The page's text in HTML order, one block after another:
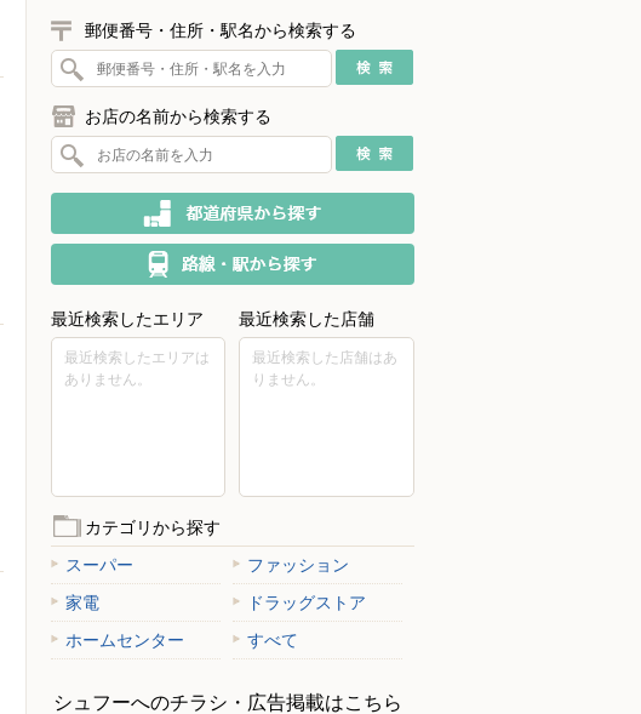
郵便番号・住所・駅名から検索する
お店の名前から検索する
最近検索したエリア
最近検索したエリアは
ありません。
最近検索した店舗
最近検索した店舗はあ
りません。
カテゴリから探す
スーパー
ファッション
家電
ドラッグストア
ホームセンター
すべて
シュフーへのチラシ・広告掲載はこちら